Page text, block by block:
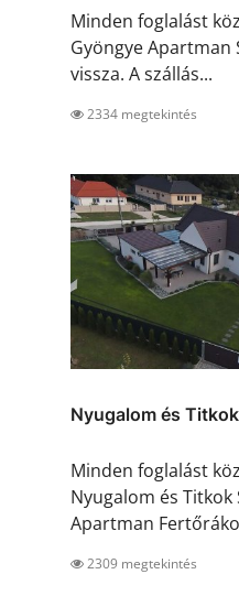
Minden foglalást
Gyöngye Apartman
vissza. A szállás...
2334 megtekintés
Nyugalom és
Minden foglalást
Nyugalom és Titkok
Apartman
2309 megtekintés